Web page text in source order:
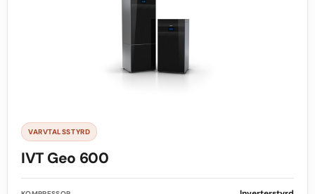
VARVTALSSTYRD
IVT Geo 600